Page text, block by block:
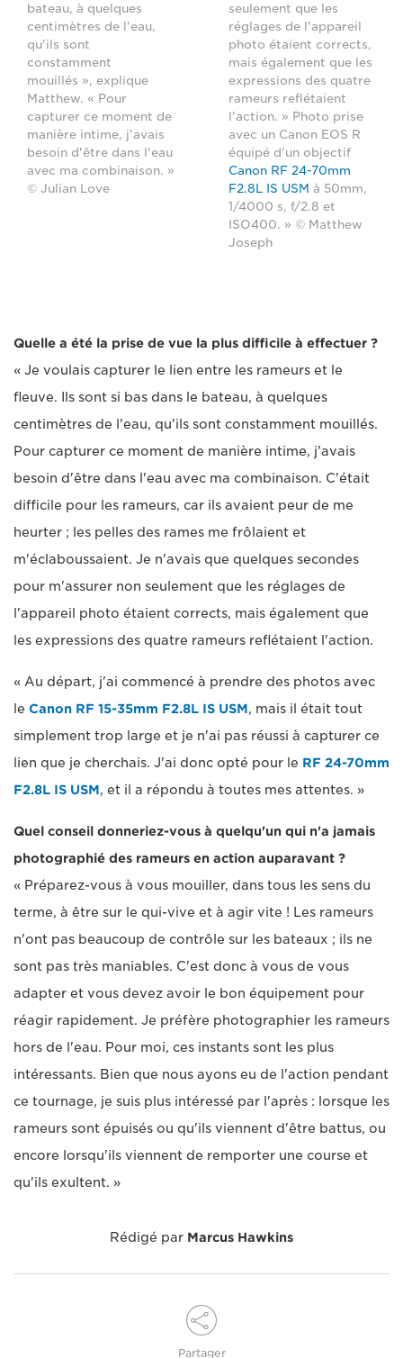
bateau, à quelques
centimètres de l'eau,
qu'ils sont
constamment
mouillés », explique
Matthew. « Pour
capturer ce moment de
manière intime, j'avais
besoin d'être dans l'eau
avec ma combinaison. »
© Julian Love
seulement que les
réglages de l'appareil
photo étaient corrects,
mais également que les
expressions des quatre
rameurs reflétaient
l'action. » Photo prise
avec un Canon EOS R
équipé d'un objectif
Canon RF 24-70mm
F2.8L IS USM à 50mm,
1/4000 s, f/2.8 et
ISO400. » © Matthew
Joseph
Quelle a été la prise de vue la plus difficile à effectuer ?
« Je voulais capturer le lien entre les rameurs et le
fleuve. Ils sont si bas dans le bateau, à quelques
centimètres de l'eau, qu'ils sont constamment mouillés.
Pour capturer ce moment de manière intime, j'avais
besoin d'être dans l'eau avec ma combinaison. C'était
difficile pour les rameurs, car ils avaient peur de me
heurter ; les pelles des rames me frôlaient et
m'éclaboussaient. Je n'avais que quelques secondes
pour m'assurer non seulement que les réglages de
l'appareil photo étaient corrects, mais également que
les expressions des quatre rameurs reflétaient l'action.
« Au départ, j'ai commencé à prendre des photos avec
le Canon RF 15-35mm F2.8L IS USM, mais il était tout
simplement trop large et je n'ai pas réussi à capturer ce
lien que je cherchais. J'ai donc opté pour le RF 24-70mm
F2.8L IS USM, et il a répondu à toutes mes attentes. »
Quel conseil donneriez-vous à quelqu'un qui n'a jamais
photographié des rameurs en action auparavant ?
« Préparez-vous à vous mouiller, dans tous les sens du
terme, à être sur le qui-vive et à agir vite ! Les rameurs
n'ont pas beaucoup de contrôle sur les bateaux ; ils ne
sont pas très maniables. C'est donc à vous de vous
adapter et vous devez avoir le bon équipement pour
réagir rapidement. Je préfère photographier les rameurs
hors de l'eau. Pour moi, ces instants sont les plus
intéressants. Bien que nous ayons eu de l'action pendant
ce tournage, je suis plus intéressé par l'après : lorsque les
rameurs sont épuisés ou qu'ils viennent d'être battus, ou
encore lorsqu'ils viennent de remporter une course et
qu'ils exultent. »
Rédigé par Marcus Hawkins
Partager